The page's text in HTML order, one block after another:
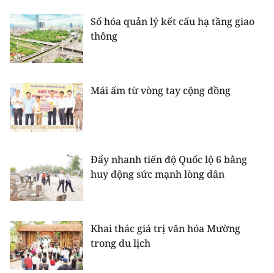
Số hóa quản lý kết cấu hạ tầng giao
thông
Mái ấm từ vòng tay cộng đồng
Đẩy nhanh tiến độ Quốc lộ 6 bằng
huy động sức mạnh lòng dân
Khai thác giá trị văn hóa Mường
trong du lịch